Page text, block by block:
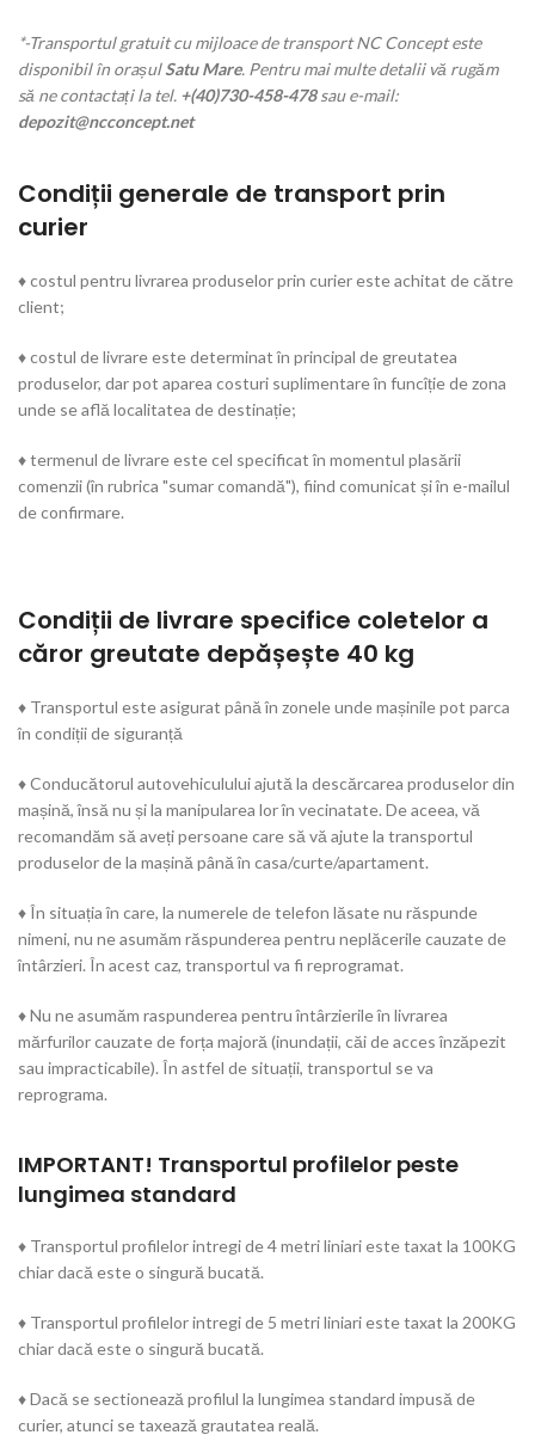
*-Transportul gratuit cu mijloace de transport NC Concept este
disponibil în orașulSatu Mare. Pentru mai multe detalii vă rugăm
să ne contactați la tel. +(40)730-458-478sau e-mail:
depozit@ncconcept.net
Condiții generale de transport prin
curier
♦ costul pentru livrarea produselor prin curier este achitat de către
client;
♦ costul de livrare este determinat în principal de greutatea
produselor, dar pot aparea costuri suplimentare în funcîție de zona
unde se află localitatea de destinație;
♦ termenul de livrare este cel specificat în momentul plasării
comenzii (în rubrica "sumar comandă"), fiind comunicat și în e-mailul
de confirmare.
Condiții de livrare specifice coletelor a
căror greutate depășește 40 kg
♦ Transportul este asigurat până în zonele unde mașinile pot parca
în condiții de siguranță
♦ Conducătorul autovehiculului ajută la descărcarea produselor din
mașină, însă nu și la manipularea lor în vecinatate. De aceea, vă
recomandăm să aveți persoane care să vă ajute la transportul
produselor de la mașină până în casa/curte/apartament.
♦ În situația în care, la numerele de telefon lăsate nu răspunde
nimeni, nu ne asumăm răspunderea pentru neplăcerile cauzate de
întârzieri. În acest caz, transportul va fi reprogramat.
♦ Nu ne asumăm raspunderea pentru întârzierile în livrarea
mărfurilor cauzate de forța majoră (inundații, căi de acces înzăpezit
sau impracticabile). În astfel de situații, transportul se va
reprograma.
IMPORTANT! Transportul profilelor peste
lungimea standard
♦ Transportul profilelor intregi de 4 metri liniari este taxat la 100KG
chiar dacă este o singură bucată.
♦ Transportul profilelor intregi de 5 metri liniari este taxat la 200KG
chiar dacă este o singură bucată.
♦ Dacă se sectionează profilul la lungimea standard impusă de
curier, atunci se taxează grautatea reală.